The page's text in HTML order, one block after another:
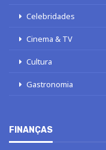
Celebridades
Cinema & TV
Cultura
Gastronomia
FINANÇAS